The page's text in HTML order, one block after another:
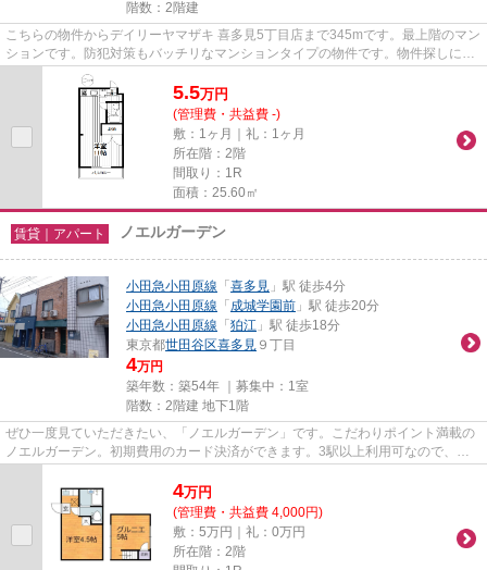
階数：2階建
こちらの物件からデイリーヤマザキ 喜多見5丁目店まで345mです。最上階のマン
ションです。防犯対策もバッチリなマンションタイプの物件です。物件探しに悩
んでしまって時間が掛かって...
5.5万円
(管理費・共益費 -)
敷：1ヶ月｜礼：1ヶ月
所在階：2階
間取り：1R
面積：25.60㎡
賃貸｜アパート ノエルガーデン
小田急小田原線 「喜多見 」駅 徒歩4分
小田急小田原線 「成城学園前 」駅 徒歩20分
小田急小田原線 「狛江 」駅 徒歩18分
東京都世田谷区喜多見 ９丁目
4万円
築年数：築54年 ｜募集中： 1室
階数：2階建 地下1階
ぜひ一度見ていただきたい、「ノエルガーデン」です。こだわりポイント満載の
ノエルガーデン。初期費用のカード決済ができます。3駅以上利用可なので、お
出かけの幅も広がるのが魅力で...
4万円
(管理費・共益費 4,000円)
敷：5万円｜礼：0万円
所在階：2階